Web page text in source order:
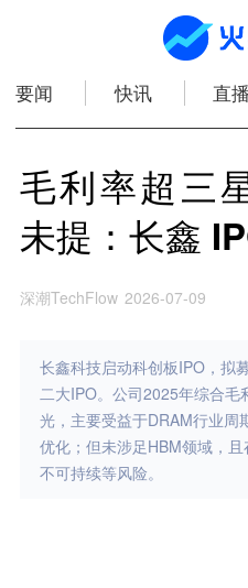
要闻 快讯 直播
毛利率超三
未提：长鑫
深潮TechFlow 2026-07-09
长鑫科技启动科创板IPO，拟
二大IPO。公司2025年综合
光，主要受益于DRAM行业周
优化；但未涉足HBM领域，
不可持续等风险。